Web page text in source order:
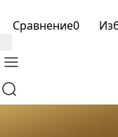
Сравнение0